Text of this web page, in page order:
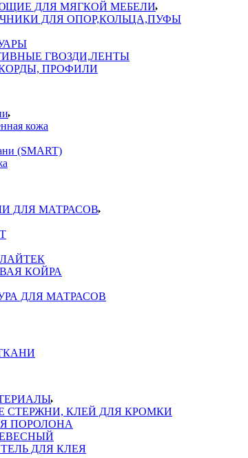
ДЛЯ МЯГКОЙ МЕБЕЛИ
ДЛЯ ОПОР,КОЛЬЦА,ПУФЫ
ГВОЗДИ,ЛЕНТЫ
ПРОФИЛИ
кожа
(SMART)
ДЛЯ МАТРАСОВ
КОЙРА
ДЛЯ МАТРАСОВ
СТЕРЖНИ, КЛЕЙ ДЛЯ КРОМКИ
ПОРОЛОНА
ДЛЯ КЛЕЯ